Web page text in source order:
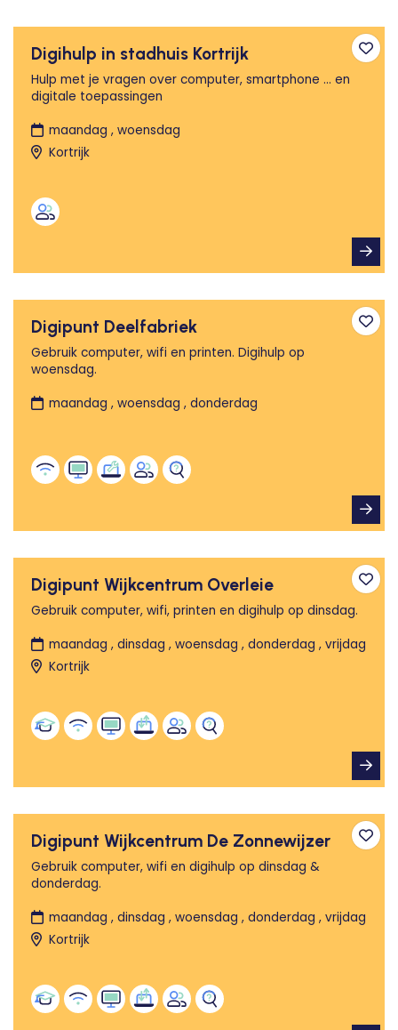
Digihulp in stadhuis Kortrijk
Hulp met je vragen over computer, smartphone ... en
digitale toepassingen
maandag , woensdag
Kortrijk
Digipunt Deelfabriek
Gebruik computer, wifi en printen. Digihulp op
woensdag.
maandag , woensdag , donderdag
Digipunt Wijkcentrum Overleie
Gebruik computer, wifi, printen en digihulp op dinsdag.
maandag , dinsdag , woensdag , donderdag , vrijdag
Kortrijk
Digipunt Wijkcentrum De Zonnewijzer
Gebruik computer, wifi en digihulp op dinsdag &
donderdag.
maandag , dinsdag , woensdag , donderdag , vrijdag
Kortrijk